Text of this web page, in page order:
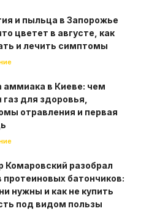
и пыльца в Запорожье
цветет в августе, как
и лечить симптомы
аммиака в Киеве: чем
газ для здоровья,
отравления и первая
Комаровский разобрал
протеиновых батончиков:
нужны и как не купить
под видом пользы